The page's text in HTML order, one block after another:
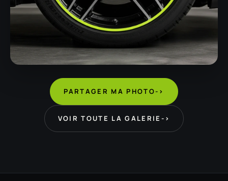
PARTAGER MA PHOTO->
VOIR TOUTE LA GALERIE ->